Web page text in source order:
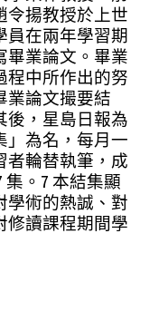
令揚教授於上世
員在兩年學習期
畢業論文。畢業
程中所作出的努
業論文撮要結
後，星島日報為
」為名，每月一
者輪替執筆，成
。7 本結集顯
學術的熱誠、對
修讀課程期間學